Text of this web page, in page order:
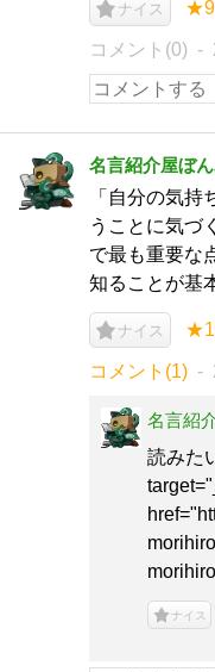
ナイス ★9
コメント(0)
名言紹介屋ぼ
「自分の気
うことに気づ
で最も重要な
知ることが基
ナイス
コメント(1)
名言紹
読みた
ナイス